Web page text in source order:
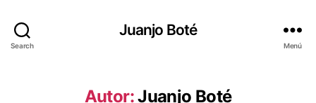
Search
Juanjo Boté
Menú
Autor:Juanjo Boté